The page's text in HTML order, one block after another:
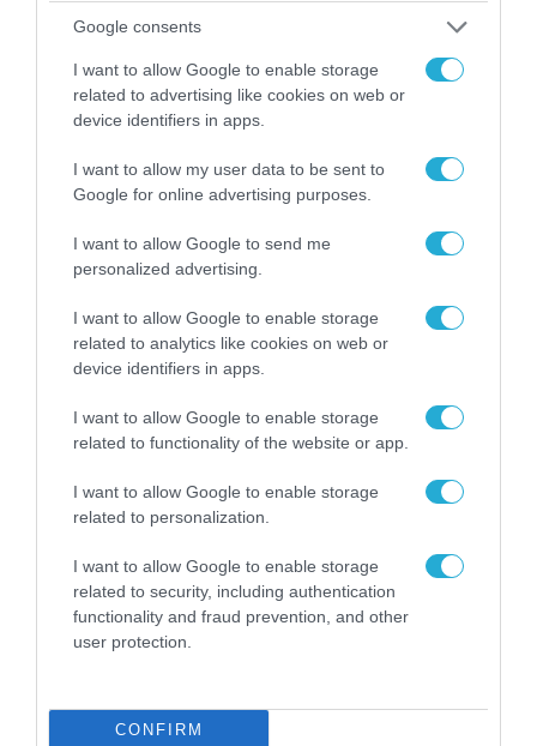
Google consents
I want to allow Google to enable storage
related to advertising like cookies on web or
device identifiers in apps.
I want to allow my user data to be sent to
Google for online advertising purposes.
I want to allow Google to send me
personalized advertising.
I want to allow Google to enable storage
related to analytics like cookies on web or
device identifiers in apps.
I want to allow Google to enable storage
related to functionality of the website or app.
I want to allow Google to enable storage
related to personalization.
I want to allow Google to enable storage
related to security, including authentication
functionality and fraud prevention, and other
user protection.
CONFIRM
Αναδιάταξη για τον ρωσικό Στρατό στο
Ντονμπάς με εντολή Πούτιν: Οι αλλαγές στη
05.08.2026 | 22:02
είναι υπό ιρανική κυριαρχία και επιτεύχθηκε
συμφωνία